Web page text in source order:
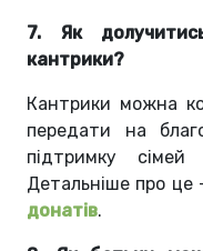
7. Як
кантрики?
Кантрики можна
передати на
підтримку
Детальніше про це
донатів.